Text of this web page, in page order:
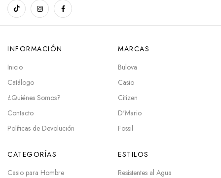
INFORMACIÓN
Inicio
Catálogo
¿Quiénes Somos?
Contacto
Políticas de Devolución
MARCAS
Bulova
Casio
Citizen
D'Mario
Fossil
CATEGORÍAS
Casio para Hombre
ESTILOS
Resistentes al Agua